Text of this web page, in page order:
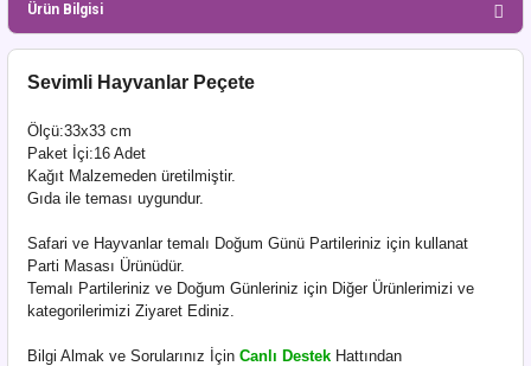
Ürün Bilgisi
Sevimli Hayvanlar Peçete
Ölçü:33x33 cm
Paket İçi:16 Adet
Kağıt Malzemeden üretilmiştir.
Gıda ile teması uygundur.
Safari ve Hayvanlar temalı Doğum Günü Partileriniz için kullanat
Parti Masası Ürünüdür.
Temalı Partileriniz ve Doğum Günleriniz için Diğer Ürünlerimizi ve
kategorilerimizi Ziyaret Ediniz.
Bilgi Almak ve Sorularınız İçin Canlı Destek Hattından